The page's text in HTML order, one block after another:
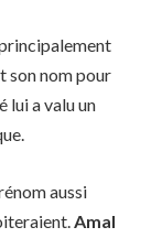
son nom pour
lui a valu un
aussi
Amal